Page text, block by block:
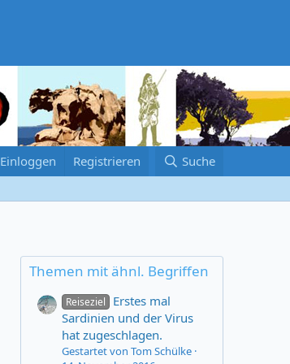
Einloggen Registrieren Suche
Themen mit ähnl. Begriffen
Reiseziel
Erstes mal
Sardinien und der Virus
hat zugeschlagen.
Gestartet von Tom Schülke